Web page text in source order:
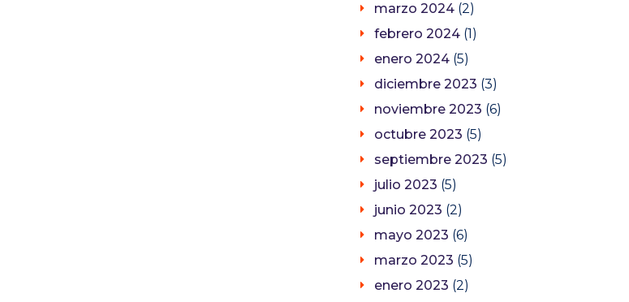
marzo 2024 (2)
febrero 2024 (1)
enero 2024 (5)
diciembre 2023 (3)
noviembre 2023 (6)
octubre 2023 (5)
septiembre 2023 (5)
julio 2023 (5)
junio 2023 (2)
mayo 2023 (6)
marzo 2023 (5)
enero 2023 (2)